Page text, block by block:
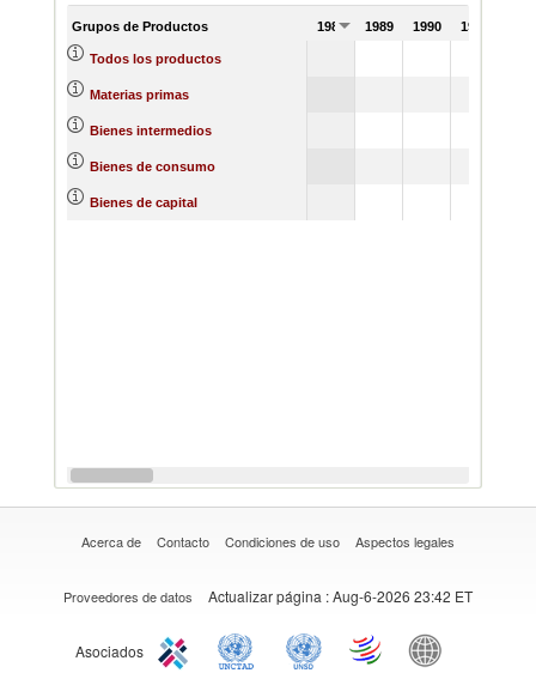
Grupos de Productos 1988 1989 1990 1991
Todos los productos
Materias primas
Bienes intermedios
Bienes de consumo
Bienes de capital
Acerca de Contacto Condiciones de uso Aspectos legales
Proveedores de datos Actualizar página : Aug-6-2026 23:42 ET
Asociados